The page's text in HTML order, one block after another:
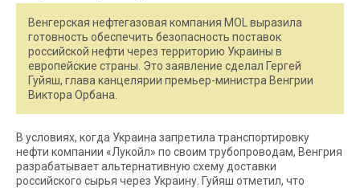
Венгерская нефтегазовая компания MOL выразила
готовность обеспечить безопасность поставок
российской нефти через территорию Украины в
европейские страны. Это заявление сделал Гергей
Гуйяш, глава канцелярии премьер-министра Венгрии
Виктора Орбана.
В условиях, когда Украина запретила транспортировку
нефти компании «Лукойл» по своим трубопроводам, Венгрия
разрабатывает альтернативную схему доставки
российского сырья через Украину. Гуйяш отметил, что